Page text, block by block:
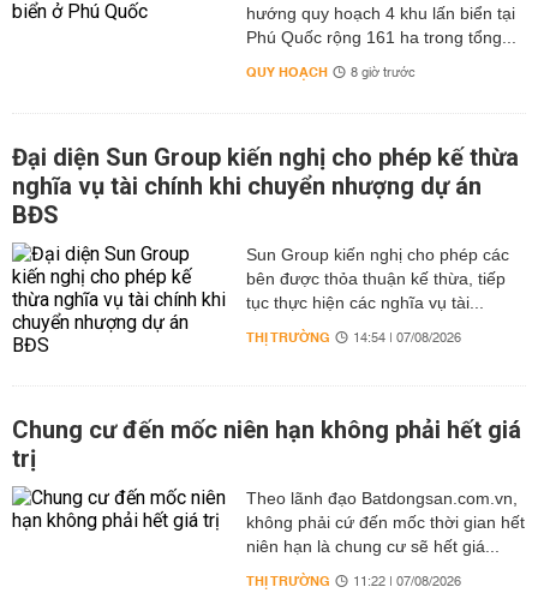
hướng quy hoạch 4 khu lấn biển tại
Phú Quốc rộng 161 ha trong tổng...
QUY HOẠCH 8 giờ trước
Đại diện Sun Group kiến nghị cho phép kế thừa
nghĩa vụ tài chính khi chuyển nhượng dự án
BĐS
Sun Group kiến nghị cho phép các
bên được thỏa thuận kế thừa, tiếp
tục thực hiện các nghĩa vụ tài...
THỊ TRƯỜNG 14:54 | 07/08/2026
Chung cư đến mốc niên hạn không phải hết giá
trị
Theo lãnh đạo Batdongsan.com.vn,
không phải cứ đến mốc thời gian hết
niên hạn là chung cư sẽ hết giá...
THỊ TRƯỜNG 11:22 | 07/08/2026